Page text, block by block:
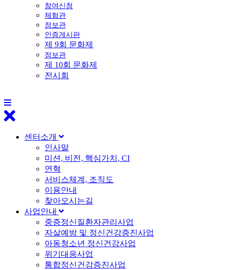
참여신청
체험관
정보관
인증게시판
제 9회 문화제
정보관
제 10회 문화제
전시회
센터소개
인사말
미션, 비전, 핵심가치, CI
연혁
서비스체계, 조직도
이용안내
찾아오시는길
사업안내
중증정신질환자관리사업
자살예방 및 정신건강증진사업
아동청소년 정신건강사업
위기대응사업
통합정신건강증진사업